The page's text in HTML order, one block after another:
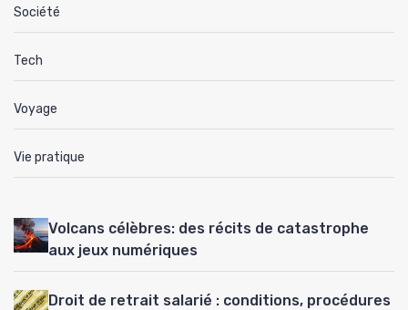
Société
Tech
Voyage
Vie pratique
Volcans célèbres: des récits de catastrophe
aux jeux numériques
Droit de retrait salarié : conditions, procédures